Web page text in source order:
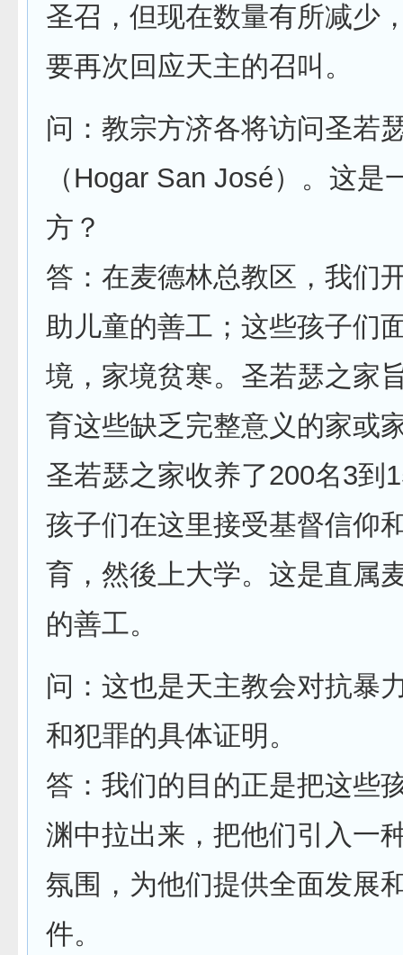
圣召，但现在数量有所减少
要再次回应天主的召叫。
问：教宗方济各将访问圣若
（Hogar San José）。这是
方？
答：在麦德林总教区，我们
助儿童的善工；这些孩子们
境，家境贫寒。圣若瑟之家
育这些缺乏完整意义的家或
圣若瑟之家收养了200名3到
孩子们在这里接受基督信仰
育，然後上大学。这是直属
的善工。
问：这也是天主教会对抗暴
和犯罪的具体证明。
答：我们的目的正是把这些
渊中拉出来，把他们引入一
氛围，为他们提供全面发展
件。